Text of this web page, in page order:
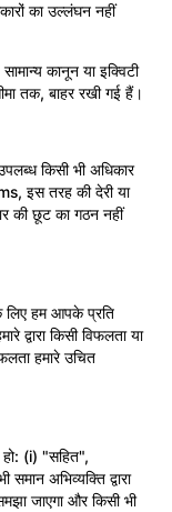
का उल्लंघन नहीं
कानून या इक्विटी
तक, बाहर रखी गई हैं।
किसी भी अधिकार
इस तरह की देरी या
की छूट का गठन नहीं
लिए हम आपके प्रति
द्वारा किसी विफलता या
हमारे उचित
(i) "सहित",
अभिव्यक्ति द्वारा
जाएगा और किसी भी